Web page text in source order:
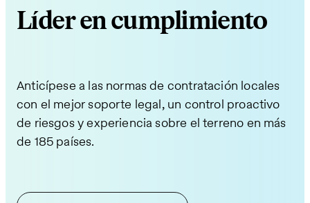
Más información
Líder en cumplimiento
Anticípese a las normas de contratación locales
con el mejor soporte legal, un control proactivo
de riesgos y experiencia sobre el terreno en más
de 185 países.